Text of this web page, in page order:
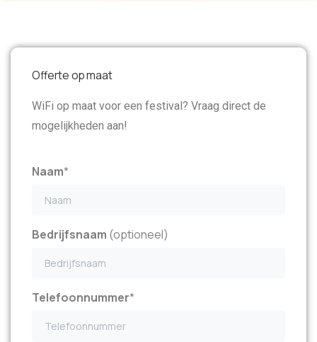
Offerte op maat
WiFi op maat voor een festival? Vraag direct de
mogelijkheden aan!
Naam*
Bedrijfsnaam (optioneel)
Telefoonnummer*